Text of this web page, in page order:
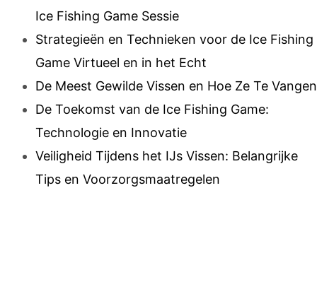
Ice Fishing Game Sessie
Strategieën en Technieken voor de Ice Fishing
Game Virtueel en in het Echt
De Meest Gewilde Vissen en Hoe Ze Te Vangen
De Toekomst van de Ice Fishing Game:
Technologie en Innovatie
Veiligheid Tijdens het IJs Vissen: Belangrijke
Tips en Voorzorgsmaatregelen